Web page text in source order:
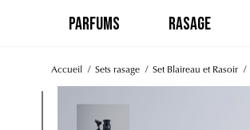
PARFUMS RASAGE
Accueil Sets rasage Set Blaireau et Rasoir